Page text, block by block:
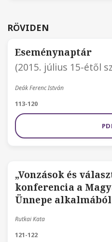
RÖVIDEN
Eseménynaptár
(2015. július 15-étől
Deák Ferenc István
113-120
„Vonzások és
konferencia a
Ünnepe alkalmából
Rutkai Kata
121-122